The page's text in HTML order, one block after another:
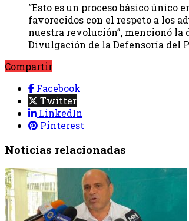
“Esto es un proceso básico único
favorecidos con el respeto a los
nuestra revolución”, mencionó
Divulgación de la Defensoría del
Compartir
Facebook
Twitter
LinkedIn
Pinterest
Noticias relacionadas